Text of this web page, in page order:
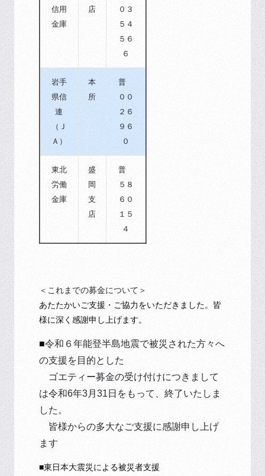
信用
金庫
店
０３
５４
５６
６
岩手
県信
連
（Ｊ
Ａ）
本
所
普
００
２６
９６
０
東北
労働
金庫
盛
岡
支
店
普
５８
６０
１５
４
＜これまでの募金について＞
あたたかいご支援・ご協力をいただきました。皆
様に深く感謝申し上げます。
■令和６年能登半島地震で被災された方々へ
の支援を目的とした
ゴエティー募金の受け付けにつきまして
は令和6年3月31日をもって、終了いたしま
した。
皆様からの多大なご支援に感謝申し上げ
ます
■東日本大震災による被災者支援